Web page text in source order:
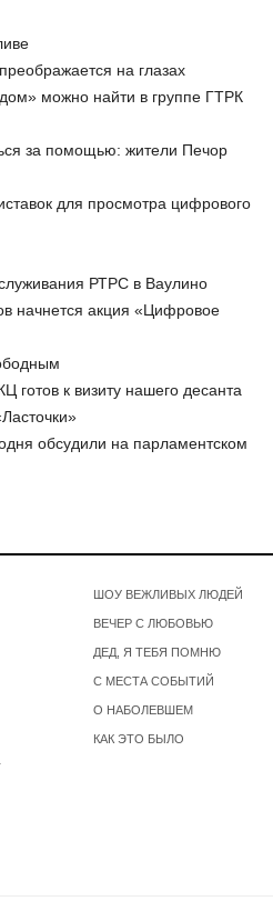
на глазах
можно найти в группе ГТРК
за помощью: жители Печор
для просмотра цифрового
РТРС в Ваулино
начнется акция «Цифровое
готов к визиту нашего десанта
обсудили на парламентском
ШОУ ВЕЖЛИВЫХ ЛЮДЕЙ
ВЕЧЕР С ЛЮБОВЬЮ
ДЕД, Я ТЕБЯ ПОМНЮ
С МЕСТА СОБЫТИЙ
О НАБОЛЕВШЕМ
КАК ЭТО БЫЛО